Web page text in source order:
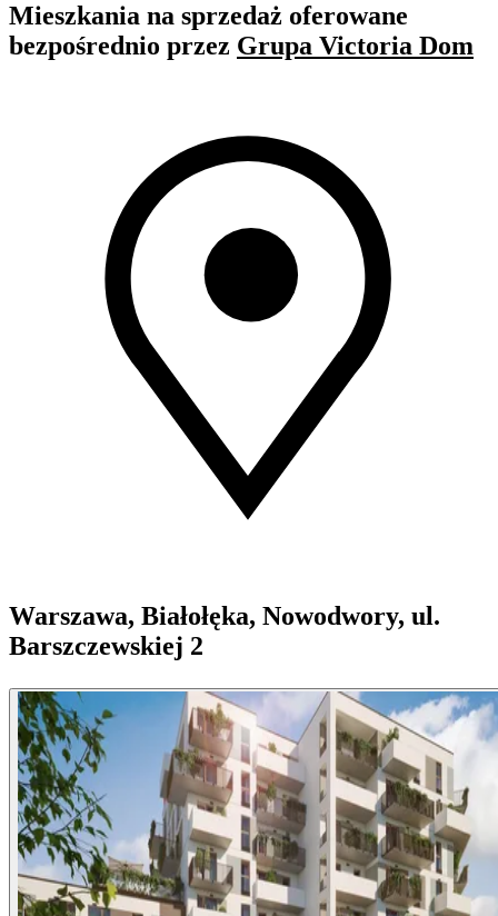
Mieszkania na sprzedaż oferowane
bezpośrednio przez Grupa Victoria Dom
Warszawa, Białołęka, Nowodwory, ul.
Barszczewskiej 2